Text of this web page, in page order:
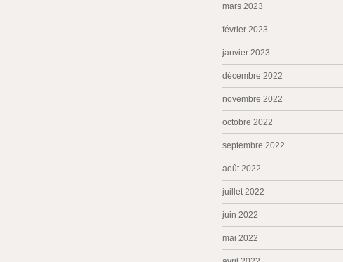
mars 2023
février 2023
janvier 2023
décembre 2022
novembre 2022
octobre 2022
septembre 2022
août 2022
juillet 2022
juin 2022
mai 2022